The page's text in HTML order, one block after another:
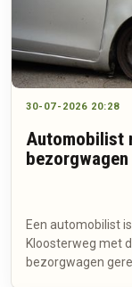
30-07-2026 20:28
Automobilist
bezorgwagen
Een automobilist
Kloosterweg met
bezorgwagen